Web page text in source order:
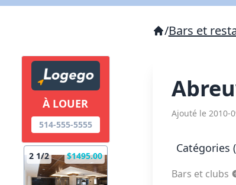
À LOUER
514-555-5555
2 1/2 $1495.00
/Bars et
Ajouté le 2010-
Catégories
Bars et clubs